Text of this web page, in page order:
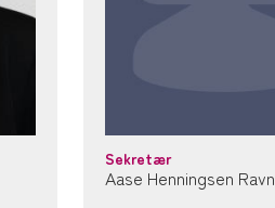
Sekretær
Aase Henningsen Ravn